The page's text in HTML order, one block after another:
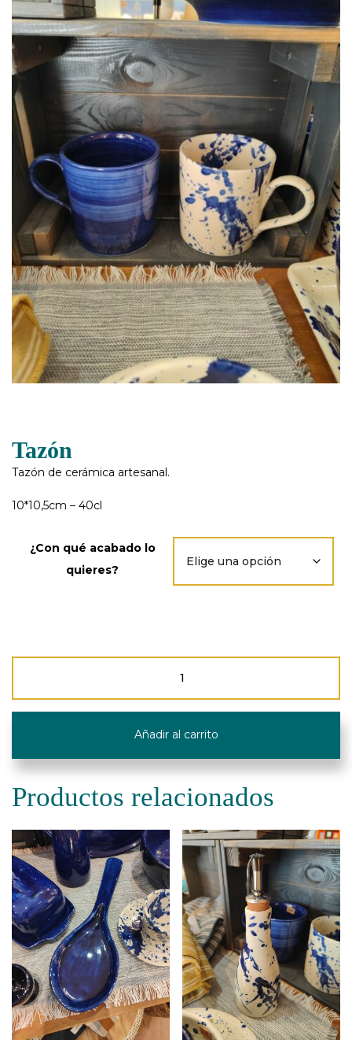
Tazón
Tazón de cerámica artesanal.
10*10,5cm – 40cl
¿Con qué acabado lo
quieres?
Tazón
Añadir al carrito
Productos relacionados